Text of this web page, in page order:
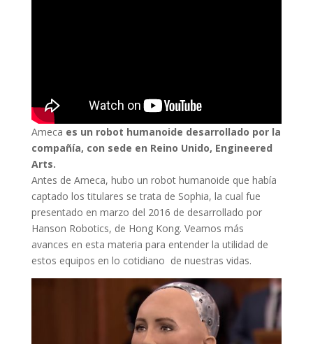
Ameca es un robot humanoide desarrollado por la
compañía, con sede en Reino Unido, Engineered
Arts.
Antes de Ameca, hubo un robot humanoide que había
captado los titulares se trata de Sophia, la cual fue
presentado en marzo del 2016 de desarrollado por
Hanson Robotics, de Hong Kong. Veamos más
avances en esta materia para entender la utilidad de
estos equipos en lo cotidiano de nuestras vidas.